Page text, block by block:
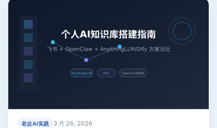
老达AI实践 3 月 26, 2026